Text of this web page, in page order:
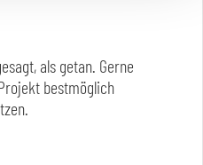
als getan. Gerne
bestmöglich